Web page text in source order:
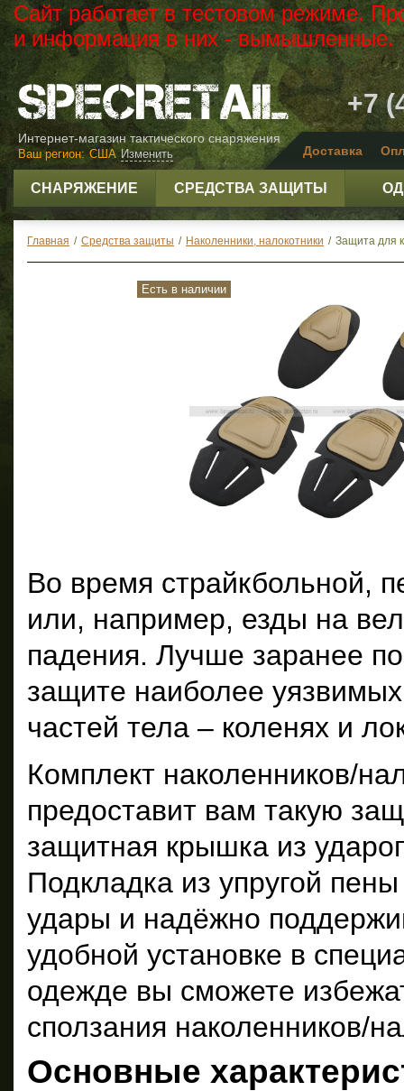
Сайт работает в тестовом режиме.
и информация в них - вымышленные.
Интернет-магазин тактического снаряжения
+7
Доставка
Изменить
Ваш регион: США
СНАРЯЖЕНИЕ СРЕДСТВА ЗАЩИТЫ
Главная / Средства защиты / Наколенники, налокотники / Защита для
Есть в наличии
Во время страйкбольной,
или, например, езды на
падения. Лучше заранее
защите наиболее
частей тела – коленях и
Комплект наколенников/
предоставит вам такую
защитная крышка из
Подкладка из упругой
удары и надёжно
удобной установке в
одежде вы сможете
сползания наколенников/
Основные